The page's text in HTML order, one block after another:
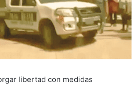
libertad con medidas